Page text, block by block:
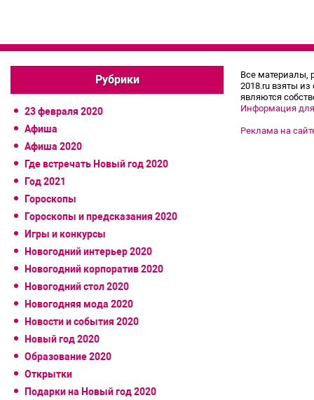
Рубрики
23 февраля 2020
Афиша
Афиша 2020
Где встречать Новый год 2020
Год 2021
Гороскопы
Гороскопы и предсказания 2020
Игры и конкурсы
Новогодний интерьер 2020
Новогодний корпоратив 2020
Новогодний стол 2020
Новогодняя мода 2020
Новости и события 2020
Новый год 2020
Образование 2020
Открытки
Подарки на Новый год 2020
Все материалы,
2018.ru взяты
являются
Информация
Реклама на